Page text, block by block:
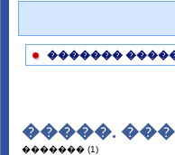
�������
�����.
������� (1)